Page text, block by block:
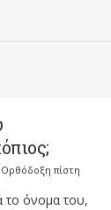
Ορθόδοξη πίστη
το όνομα του,